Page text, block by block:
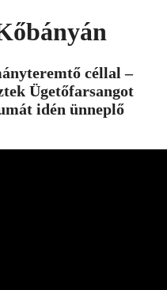
céllal –
Ügetőfarsangot
idén ünneplő